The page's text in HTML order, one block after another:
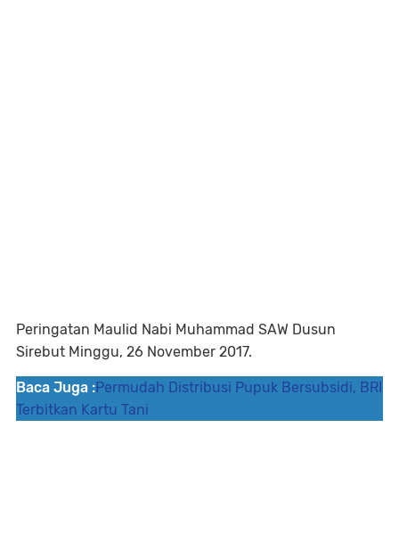
Peringatan Maulid Nabi Muhammad SAW Dusun
Sirebut Minggu, 26 November 2017.
Baca Juga :Permudah Distribusi Pupuk Bersubsidi, BRI
Terbitkan Kartu Tani